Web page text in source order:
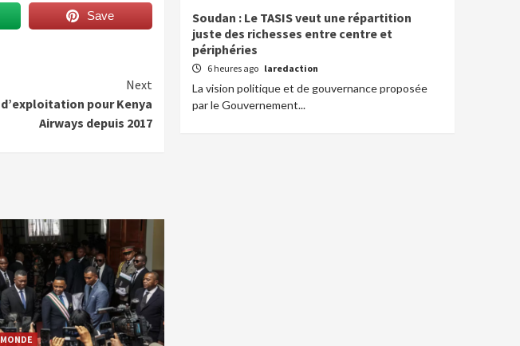
Save
Next
pour Kenya
Airways depuis 2017
Soudan : Le TASIS veut une répartition
juste des richesses entre centre et
périphéries
6 heures ago laredaction
La vision politique et de gouvernance proposée
par le Gouvernement...